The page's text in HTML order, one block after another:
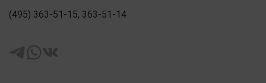
(495) 363-51-15, 363-51-14